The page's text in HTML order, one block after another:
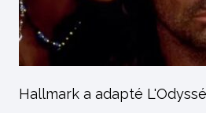
Hallmark a adapté